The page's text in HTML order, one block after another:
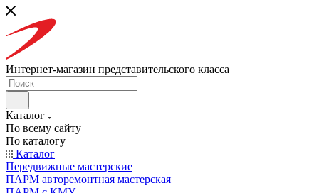
Интернет-магазин представительского класса
Каталог
По всему сайту
По каталогу
Каталог
Передвижные мастерские
ПАРМ авторемонтная мастерская